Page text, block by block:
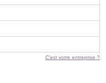
C'est votre entreprise ?